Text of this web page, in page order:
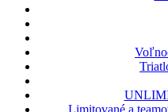
Limitované a